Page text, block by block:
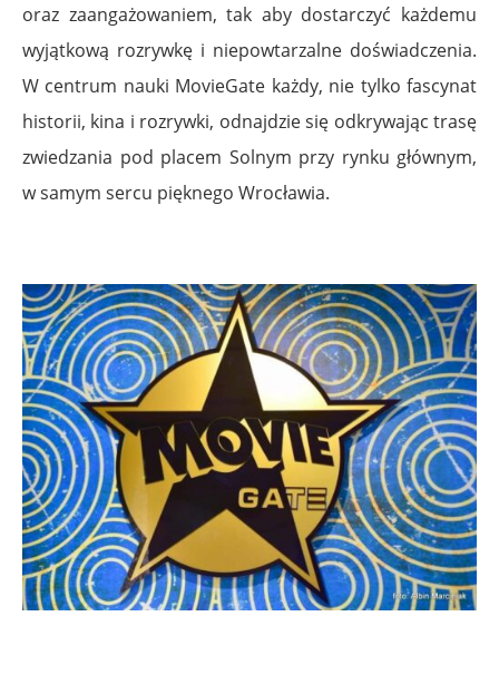
oraz zaangażowaniem, tak aby dostarczyć każdemu
wyjątkową rozrywkę i niepowtarzalne doświadczenia.
W centrum nauki MovieGate każdy, nie tylko fascynat
historii, kina i rozrywki, odnajdzie się odkrywając trasę
zwiedzania pod placem Solnym przy rynku głównym,
w samym sercu pięknego Wrocławia.